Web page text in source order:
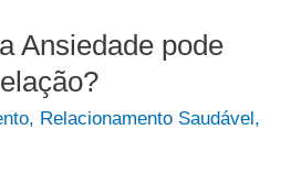
Ansiedade pode
, Relacionamento Saudável ,